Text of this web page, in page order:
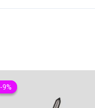
-9%
-9%